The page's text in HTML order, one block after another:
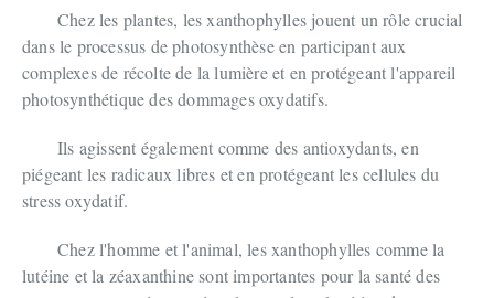
Chez les plantes, les xanthophylles jouent un rôle crucial
dans le processus de photosynthèse en participant aux
complexes de récolte de la lumière et en protégeant l'appareil
photosynthétique des dommages oxydatifs.
Ils agissent également comme des antioxydants, en
piégeant les radicaux libres et en protégeant les cellules du
stress oxydatif.
Chez l'homme et l'animal, les xanthophylles comme la
lutéine et la zéaxanthine sont importantes pour la santé des